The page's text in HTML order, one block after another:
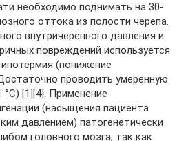
необходимо поднимать на 30-
оттока из полости черепа.
внутричерепного давления и
повреждений используется
(понижение
проводить умеренную
[1][4]. Применение
(насыщения пациента
давлением) патогенетически
головного мозга, так как